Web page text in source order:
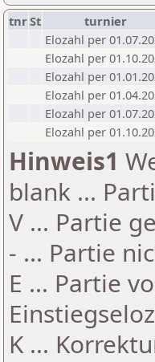
tnrSt turnier
Elozahl per
Elozahl per
Elozahl per
Elozahl per
Elozahl per
Elozahl per
Hinweis1
blank ...
V ... Partie
- ... Partie
E ... Partie
K ...